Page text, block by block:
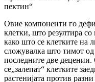
пектин“
Овие компоненти го
клетки, што резултира
како што се клетките на
сложувалка што тимот
последните две
се„залепат“ клетките
растенијата против